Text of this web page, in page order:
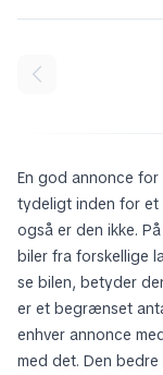
En god annonce for
tydeligt inden for et
også er den ikke.
biler fra forskellige
se bilen, betyder
er et begrænset
enhver annonce
med det. Den